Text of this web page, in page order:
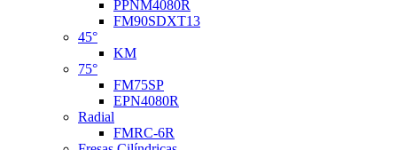
PPNM4080R
FM90SDXT13
45°
KM
75°
FM75SP
EPN4080R
Radial
FMRC-6R